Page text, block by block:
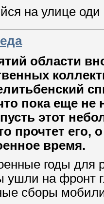
на улице оди
области
пока еще
этот
прочтет его,
время.
годы для
на фронт
сборы